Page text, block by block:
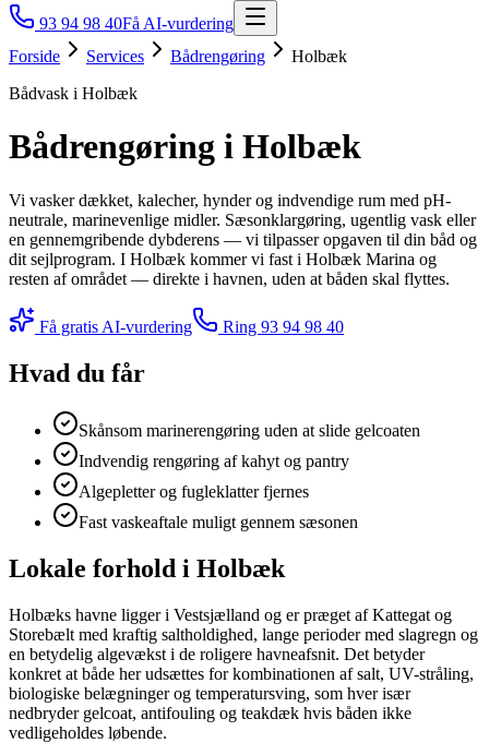
93 94 98 40Få AI-vurdering
Forside
Services Bådrengøring
Holbæk
Bådvask i Holbæk
Bådrengøring i Holbæk
Vi vasker dækket, kalecher, hynder og indvendige rum med pH-
neutrale, marinevenlige midler. Sæsonklargøring, ugentlig vask eller
en gennemgribende dybderens — vi tilpasser opgaven til din båd og
dit sejlprogram. I Holbæk kommer vi fast i Holbæk Marina og
resten af området — direkte i havnen, uden at båden skal flyttes.
Få gratis AI-vurdering Ring 93 94 98 40
Hvad du får
Skånsom marinerengøring uden at slide gelcoaten
Indvendig rengøring af kahyt og pantry
Algepletter og fugleklatter fjernes
Fast vaskeaftale muligt gennem sæsonen
Lokale forhold i Holbæk
Holbæks havne ligger i Vestsjælland og er præget af Kattegat og
Storebælt med kraftig saltholdighed, lange perioder med slagregn og
en betydelig algevækst i de roligere havneafsnit. Det betyder
konkret at både her udsættes for kombinationen af salt, UV-stråling,
biologiske belægninger og temperatursving, som hver især
nedbryder gelcoat, antifouling og teakdæk hvis båden ikke
vedligeholdes løbende.